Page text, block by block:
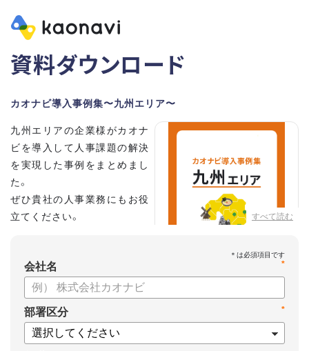
資料ダウンロード
カオナビ導入事例集〜九州エリア〜
すべて読む
九州エリアの企業様がカオナ
ビを導入して人事課題の解決
を実現した事例をまとめまし
た。
ぜひ貴社の人事業務にもお役
立てください。
*
会社名
*
部署区分